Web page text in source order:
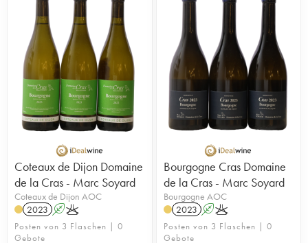
Coteaux de Dijon Domaine
de la Cras - Marc Soyard
Coteaux de Dijon AOC
2023 AK
Posten von 3 Flaschen | 0
Gebote
Bourgogne Cras Domaine
de la Cras - Marc Soyard
Bourgogne AOC
2023 AK
Posten von 3 Flaschen | 0
Gebote